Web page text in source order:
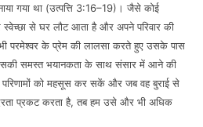
गया था (उत्पत्ति 3:16–19)। जैसे कोई
स्वेच्छा से घर लौट आता है और अपने परिवार की
परमेश्वर के प्रेम की लालसा करते हुए उसके पास
समस्त भयानकता के साथ संसार में आने की
परिणामों को महसूस कर सकें और जब वह बुराई से
प्रकट करता है, तब हम उसे और भी अधिक